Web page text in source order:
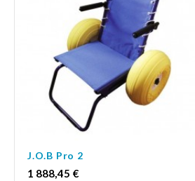
J.O.B Pro 2
Prix
1 888,45 €